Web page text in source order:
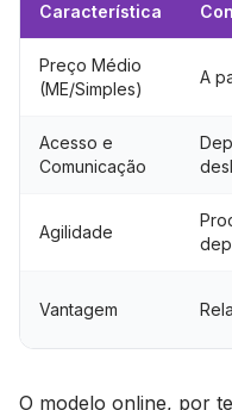
Característica
Preço Médio
(ME/Simples)
A
Acesso e
Comunicação
Agilidade
Vantagem
O modelo online, por